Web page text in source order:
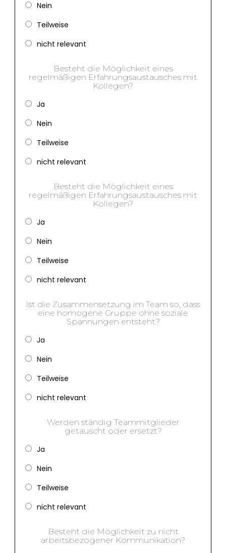
Nein
Teilweise
nicht relevant
Besteht die Möglichkeit eines
regelmäßigen Erfahrungsaustausches mit
Kollegen?
Ja
Nein
Teilweise
nicht relevant
Besteht die Möglichkeit eines
regelmäßigen Erfahrungsaustausches mit
Kollegen?
Ja
Nein
Teilweise
nicht relevant
Ist die Zusammensetzung im Team so, dass
eine homogene Gruppe ohne soziale
Spannungen entsteht?
Ja
Nein
Teilweise
nicht relevant
Werden ständig Teammitglieder
getauscht oder ersetzt?
Ja
Nein
Teilweise
nicht relevant
Besteht die Möglichkeit zu nicht
arbeitsbezogener Kommunikation?